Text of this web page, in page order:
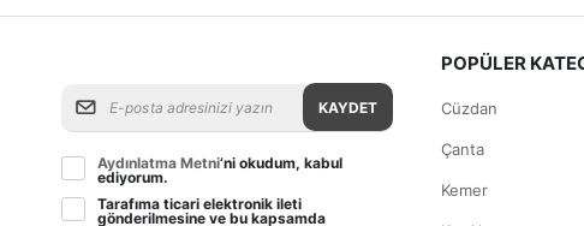
POPÜLER
Cüzdan
Çanta
Kemer
KAYDET
Aydınlatma Metni’ni okudum, kabul
ediyorum.
Tarafıma ticari elektronik ileti
gönderilmesine ve bu kapsamda